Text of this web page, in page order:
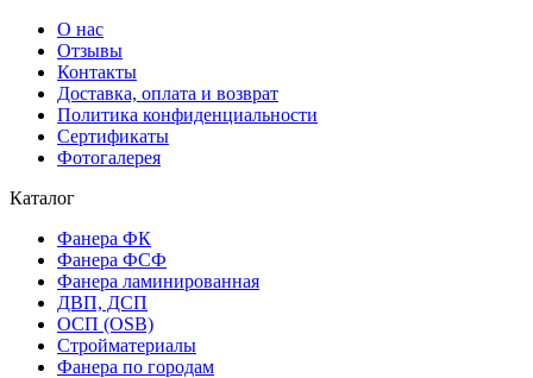
О нас
Отзывы
Контакты
Доставка, оплата и возврат
Политика конфиденциальности
Сертификаты
Фотогалерея
Каталог
Фанера ФК
Фанера ФСФ
Фанера ламинированная
ДВП, ДСП
ОСП (OSB)
Стройматериалы
Фанера по городам